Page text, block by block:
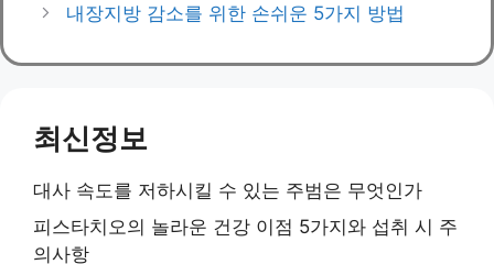
내장지방 감소를 위한 손쉬운 5가지 방법
최신정보
대사 속도를 저하시킬 수 있는 주범은 무엇인가
피스타치오의 놀라운 건강 이점 5가지와 섭취 시 주
의사항